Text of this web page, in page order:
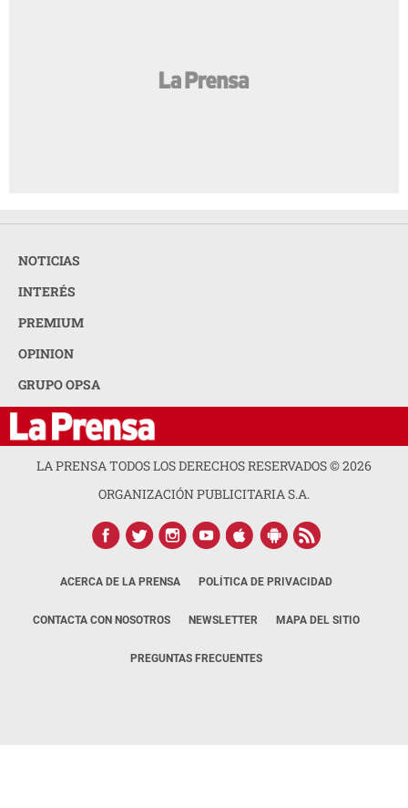
NOTICIAS
INTERÉS
PREMIUM
OPINION
GRUPO OPSA
LA PRENSA TODOS LOS DERECHOS RESERVADOS ©2026
ORGANIZACIÓN PUBLICITARIA S.A.
ACERCA DE LA PRENSA POLÍTICA DE PRIVACIDAD
CONTACTA CON NOSOTROS NEWSLETTER MAPA DEL SITIO
PREGUNTAS FRECUENTES